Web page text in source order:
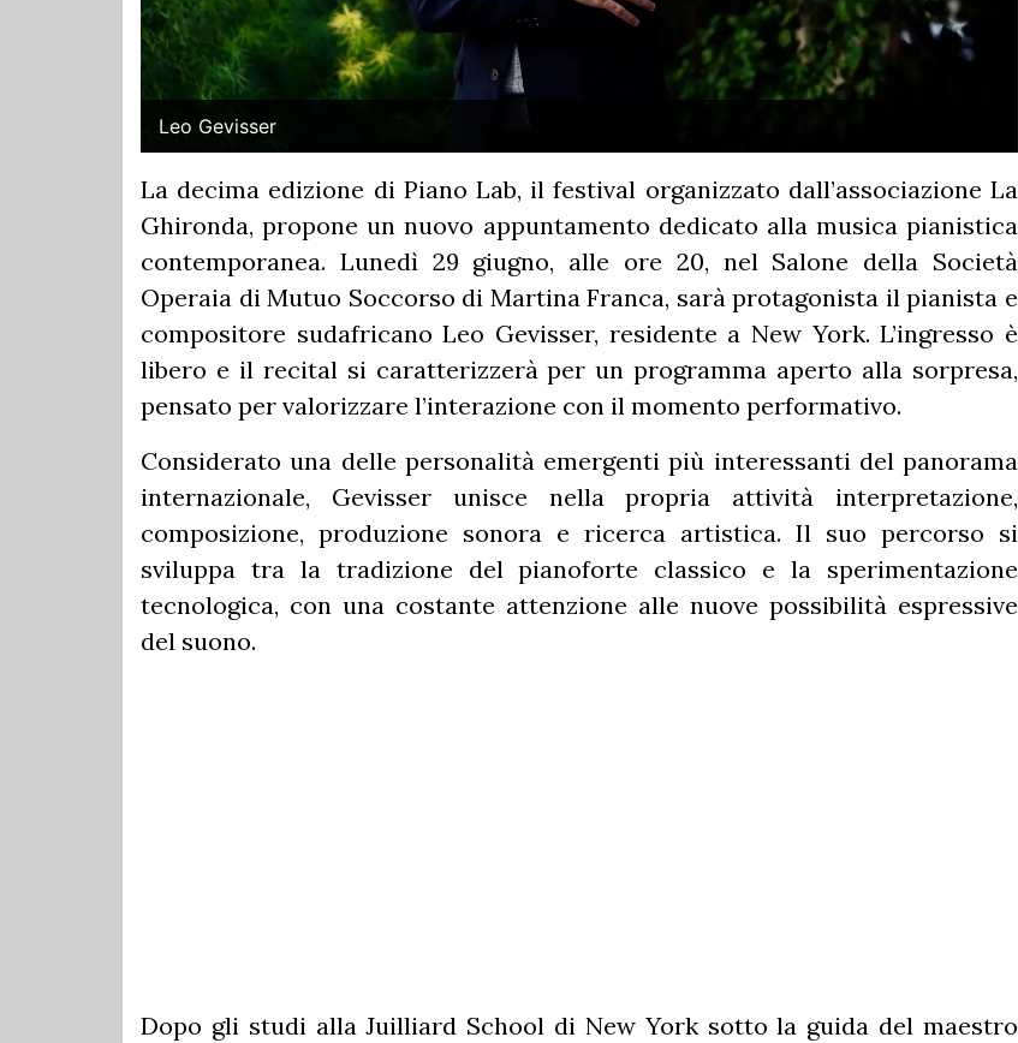
Leo Gevisser
La decima edizione di Piano Lab, il festival organizzato dall’associazione La
Ghironda, propone un nuovo appuntamento dedicato alla musica pianistica
contemporanea. Lunedì 29 giugno, alle ore 20, nel Salone della Società
Operaia di Mutuo Soccorso di Martina Franca, sarà protagonista il pianista e
compositore sudafricano Leo Gevisser, residente a New York. L’ingresso è
libero e il recital si caratterizzerà per un programma aperto alla sorpresa,
pensato per valorizzare l’interazione con il momento performativo.
Considerato una delle personalità emergenti più interessanti del panorama
internazionale, Gevisser unisce nella propria attività interpretazione,
composizione, produzione sonora e ricerca artistica. Il suo percorso si
sviluppa tra la tradizione del pianoforte classico e la sperimentazione
tecnologica, con una costante attenzione alle nuove possibilità espressive
del suono.
Dopo gli studi alla Juilliard School di New York sotto la guida del maestro